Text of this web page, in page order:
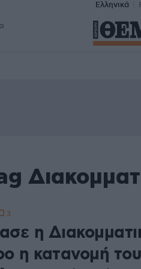
Ελληνικά
η
η κατανομή του
3